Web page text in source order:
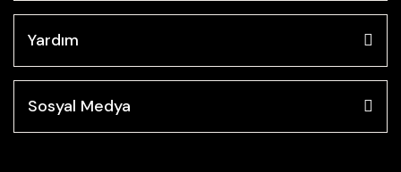
Yardım
Sosyal Medya